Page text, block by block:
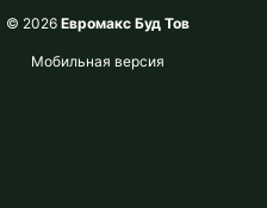
© 2026 Евромакс Буд Тов
Мобильная версия